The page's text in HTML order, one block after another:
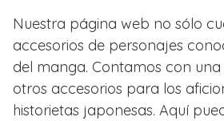
Nuestra página web no sólo
accesorios de personajes
del manga. Contamos con
otros accesorios para los
historietas japonesas. Aquí